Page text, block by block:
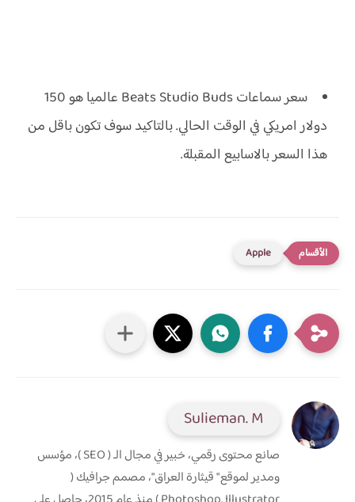
سعر سماعات Beats Studio Buds عالميا هو 150
دولار امريكي في الوقت الحالي. بالتاكيد سوف تكون باقل من
هذا السعر بالاسابيع المقبلة.
Apple
Sulieman. M
صانع محتوى رقمي، خبير في مجال الـ ( SEO )، مؤسس
ومدير لموقع " قيثارة العراق"، مصمم جرافيك (